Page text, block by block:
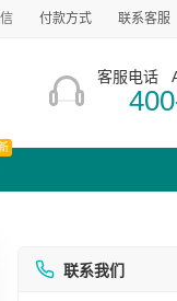
付款方式 联系客服
客服电话
联系我们